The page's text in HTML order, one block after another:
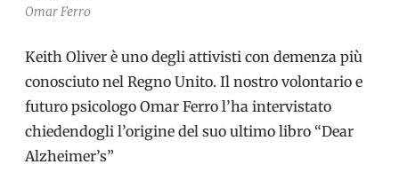
Omar Ferro
Keith Oliver è uno degli attivisti con demenza più
conosciuto nel Regno Unito. Il nostro volontario e
futuro psicologo Omar Ferro l’ha intervistato
chiedendogli l’origine del suo ultimo libro “Dear
Alzheimer’s”